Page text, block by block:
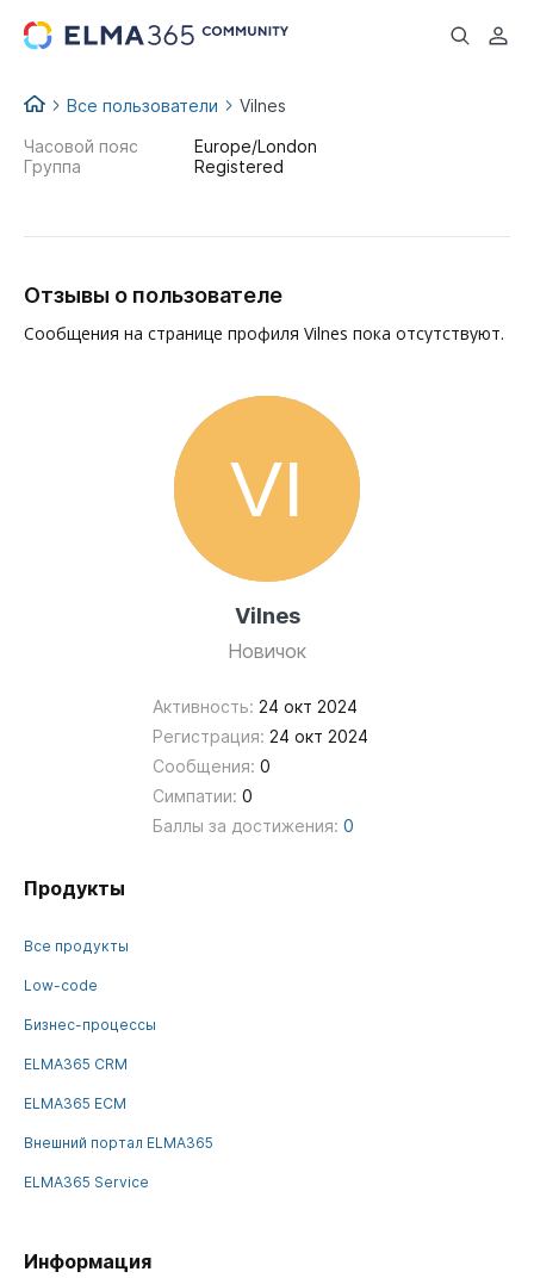
...
Все пользователи Vilnes
Vilnes
Новичок
Активность: 24 окт 2024
Регистрация: 24 окт 2024
Сообщения: 0
Симпатии: 0
Баллы за достижения: 0
Часовой пояс
Europe/London
Группа
Registered
Отзывы о пользователе
Сообщения на странице профиля Vilnes пока отсутствуют.
Продукты
Все продукты
Low-code
Бизнес-процессы
ELMA365 CRM
ELMA365 ECM
Внешний портал ELMA365
ELMA365 Service
Информация